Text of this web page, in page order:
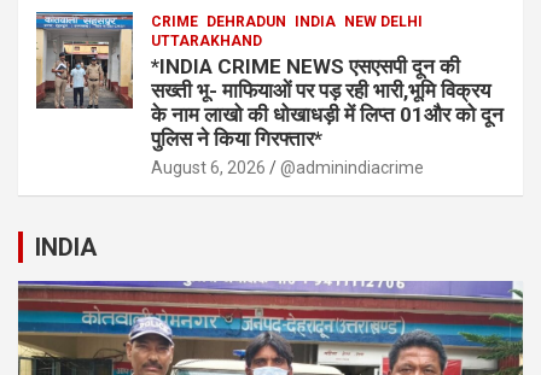
CRIME DEHRADUN INDIA
NEW DELHI
UTTARAKHAND
*INDIA CRIME NEWS एसएसपी दून की
सख्ती भू- माफियाओं पर पड़ रही भारी,भूमि विक्रय
के नाम लाखो की धोखाधड़ी में लिप्त 01और को दून
पुलिस ने किया गिरफ्तार*
August 6, 2026 @adminindiacrime
INDIA